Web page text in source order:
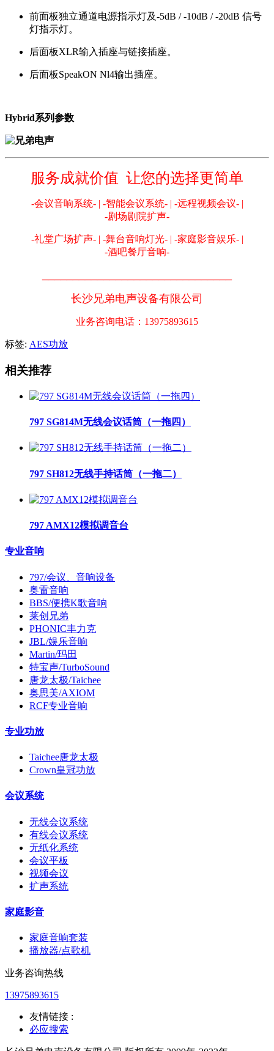
前面板独立通道电源指示灯及-5dB / -10dB / -20dB 信号
灯指示灯。
后面板XLR输入插座与链接插座。
后面板SpeakON Nl4输出插座。
Hybrid系列参数
服务成就价值 让您的选择更简单
-会议音响系统- | -智能会议系统- | -远程视频会议- |
-剧场剧院扩声-
-礼堂广场扩声- | -舞台音响灯光- | -家庭影音娱乐- |
-酒吧餐厅音响-
长沙兄弟电声设备有限公司
业务咨询电话：13975893615
标签: AES功放
相关推荐
797 SG814M无线会议话筒（一拖四）
797 SH812无线手持话筒（一拖二）
797 AMX12模拟调音台
专业音响
797/会议、音响设备
奥雷音响
BBS/便携K歌音响
莱创兄弟
PHONIC丰力克
JBL/娱乐音响
Martin/玛田
特宝声/TurboSound
唐龙太极/Taichee
奥思美/AXIOM
RCF专业音响
专业功放
Taichee唐龙太极
Crown皇冠功放
会议系统
无线会议系统
有线会议系统
无纸化系统
会议平板
视频会议
扩声系统
家庭影音
家庭音响套装
播放器/点歌机
业务咨询热线
13975893615
友情链接 :
必应搜索